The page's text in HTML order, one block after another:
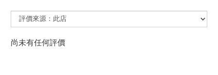
尚未有任何評價